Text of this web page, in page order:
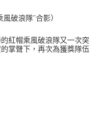
破浪隊”合影）
紅帽乘風破浪隊又一次突
掌聲下，再次為獲獎隊伍